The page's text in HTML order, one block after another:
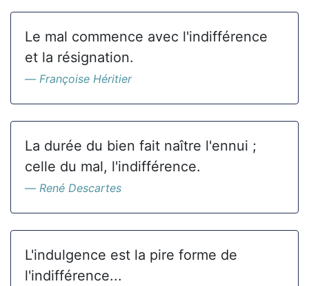
Le mal commence avec l'indifférence
et la résignation.
Françoise Héritier
La durée du bien fait naître l'ennui ;
celle du mal, l'indifférence.
René Descartes
L'indulgence est la pire forme de
l'indifférence...